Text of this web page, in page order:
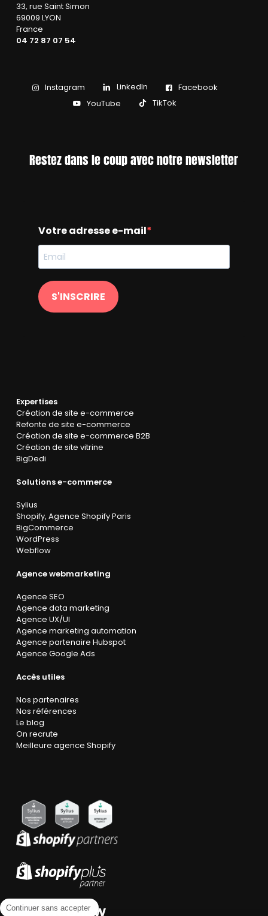
33, rue Saint Simon
69009 LYON
France
04 72 87 07 54
Instagram LinkedIn
Facebook
YouTube
TikTok
Restez dans le coup avec notre newsletter
Votre adresse e-mail
S'INSCRIRE
Expertises
Création de site e-commerce
Refonte de site e-commerce
Création de site e-commerce B2B
Création de site vitrine
BigDedi
Solutions e-commerce
Sylius
Shopify, Agence Shopify Paris
BigCommerce
WordPress
Webflow
Agence webmarketing
Agence SEO
Agence data marketing
Agence UX/UI
Agence marketing automation
Agence partenaire Hubspot
Agence Google Ads
Accès utiles
Nos partenaires
Nos références
Le blog
On recrute
Meilleure agence Shopify
Continuer sans accepter